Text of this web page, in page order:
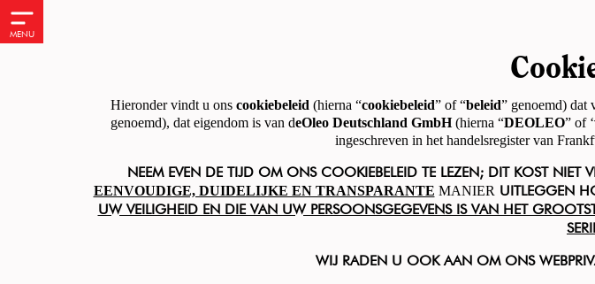
MENU
Hieronder vindt u ons cookiebeleid (hierna “cookiebeleid” of “beleid” genoemd) dat
genoemd), dat eigendom is van deOleo Deutschland GmbH(hierna “DEOLEO” of ‘
ingeschreven in het handelsregister van
NEEM EVEN DE TIJD OM ONS COOKIEBELEID TE LEZEN; DIT KOST NIET
EENVOUDIGE, DUIDELIJKE EN TRANSPARANTE MANIERUITLEGGEN
UW VEILIGHEID EN DIE VAN UW PERSOONSGEGEVENS IS VAN HET
WIJ RADEN U OOK AAN OM ONS